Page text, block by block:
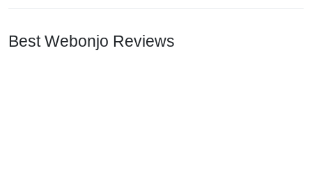
Best Webonjo Reviews